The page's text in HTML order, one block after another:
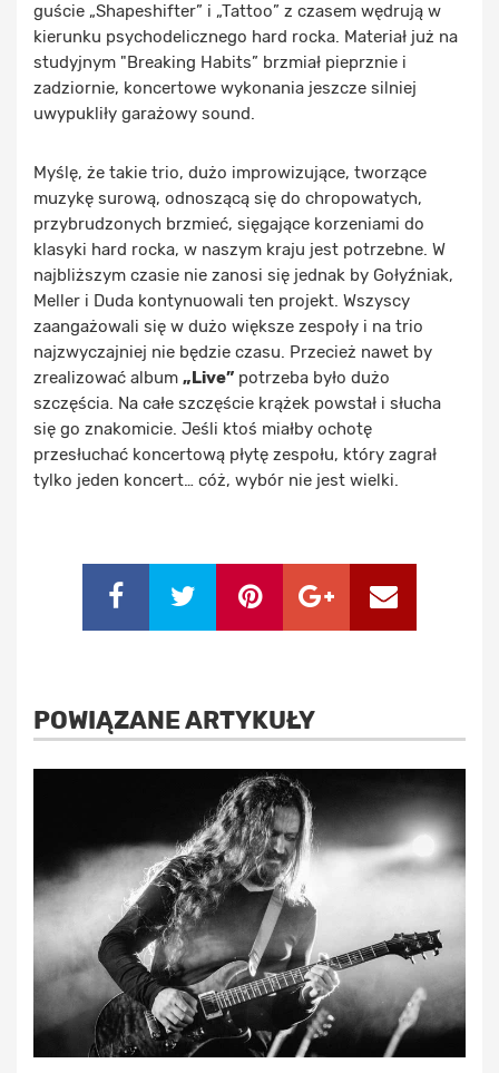
guście „Shapeshifter” i „Tattoo” z czasem wędrują w
kierunku psychodelicznego hard rocka. Materiał już na
studyjnym "Breaking Habits” brzmiał pieprznie i
zadziornie, koncertowe wykonania jeszcze silniej
uwypukliły garażowy sound.
Myślę, że takie trio, dużo improwizujące, tworzące
muzykę surową, odnoszącą się do chropowatych,
przybrudzonych brzmieć, sięgające korzeniami do
klasyki hard rocka, w naszym kraju jest potrzebne. W
najbliższym czasie nie zanosi się jednak by Gołyźniak,
Meller i Duda kontynuowali ten projekt. Wszyscy
zaangażowali się w dużo większe zespoły i na trio
najzwyczajniej nie będzie czasu. Przecież nawet by
zrealizować album „Live” potrzeba było dużo
szczęścia. Na całe szczęście krążek powstał i słucha
się go znakomicie. Jeśli ktoś miałby ochotę
przesłuchać koncertową płytę zespołu, który zagrał
tylko jeden koncert… cóż, wybór nie jest wielki.
POWIĄZANE ARTYKUŁY